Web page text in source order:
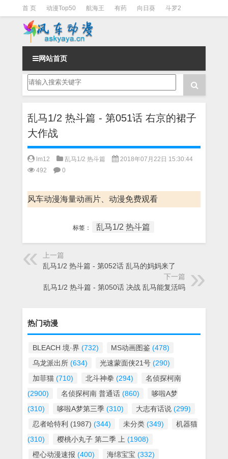
首 页 动漫Top50 航海王 有药 向日葵 斗罗2
斗罗3 火影 一拳超人
网站首页
乱马1/2 热斗篇 - 第051话 右京的裙子
大作战
lm12 乱马1/2 热斗篇
2018年07月22日 15:30:44
492
0
风车动漫海量动画片、动漫免费观看
标签： 乱马1/2 热斗篇
上一篇
乱马1/2 热斗篇 - 第052话 乱马的妈妈来了
下一篇
乱马1/2 热斗篇 - 第050话 决战 乱马能复活吗
热门动漫
BLEACH 境·界 (732) MS动画图鉴 (478)
乌龙派出所 (634) 光速蒙面侠21号 (290)
加菲猫 (710) 北斗神拳 (294)
名侦探柯南
(2900)
名侦探柯南 普通话 (860)
哆啦A梦
(310)
哆啦A梦第三季 (310) 大志有话说 (299)
忍者哈特利 (1987) (344) 未分类 (349)
机器猫
(310)
樱桃小丸子 第二季 上 (1908)
橙心动漫速报 (400) 海绵宝宝 (332)